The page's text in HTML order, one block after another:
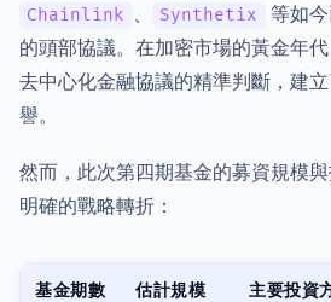
Chainlink 、 Synthetix
等如
的頭部協議。在加密市場的黃金年
去中心化金融協議的精準判斷，建
譽。
然而，此次第四期基金的募資規模
明確的戰略轉折：
基金期數 估計規模 主要投資